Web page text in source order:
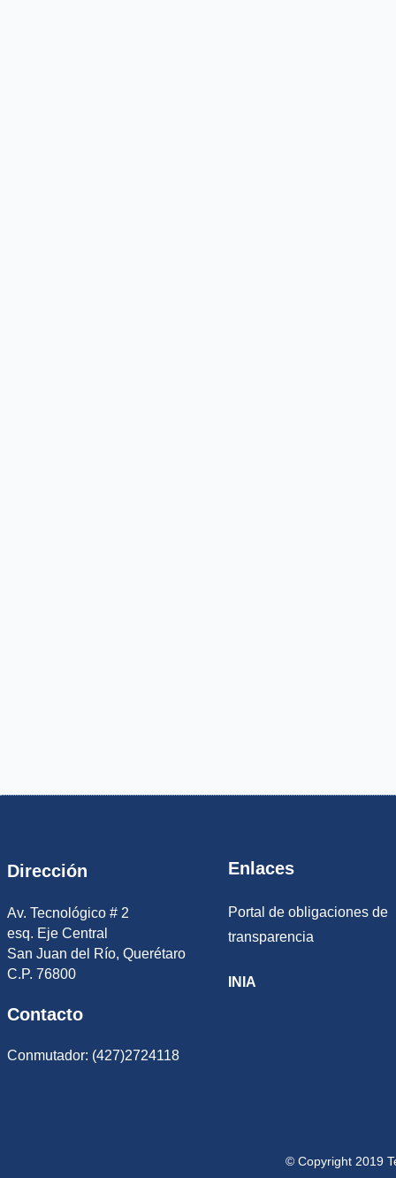
Dirección
Av. Tecnológico # 2
esq. Eje Central
San Juan del Río, Querétaro
C.P. 76800
Contacto
Conmutador: (427)2724118
Enlaces
Portal de obligaciones de
transparencia
INIA
© Copyright 2019